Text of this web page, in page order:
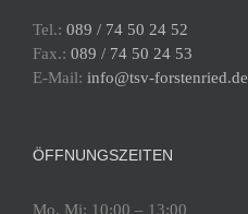
Tel.: 089 / 74 50 24 52
Fax.: 089 / 74 50 24 53
E-Mail: info@tsv-forstenried.de
ÖFFNUNGSZEITEN
Mo, Mi: 10:00 – 13:00